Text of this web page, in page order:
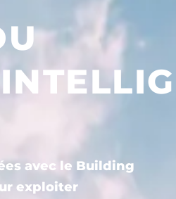
avec le Building
exploiter